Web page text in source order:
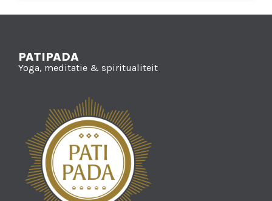
PATIPADA
Yoga, meditatie & spiritualiteit